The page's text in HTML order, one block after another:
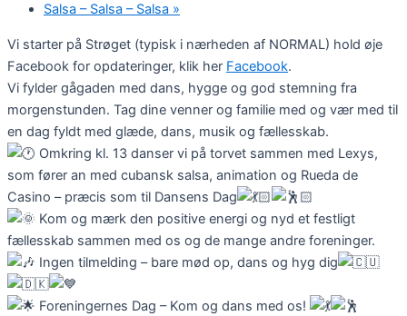
Salsa – Salsa – Salsa »
Vi starter på Strøget (typisk i nærheden af NORMAL) hold øje
Facebook for opdateringer, klik her Facebook.
Vi fylder gågaden med dans, hygge og god stemning fra
morgenstunden. Tag dine venner og familie med og vær med til
en dag fyldt med glæde, dans, musik og fællesskab.
Omkring kl. 13 danser vi på torvet sammen med Lexys,
som fører an med cubansk salsa, animation og Rueda de
Casino – præcis som til Dansens Dag
Kom og mærk den positive energi og nyd et festligt
fællesskab sammen med os og de mange andre foreninger.
Ingen tilmelding – bare mød op, dans og hyg dig
Foreningernes Dag – Kom og dans med os!